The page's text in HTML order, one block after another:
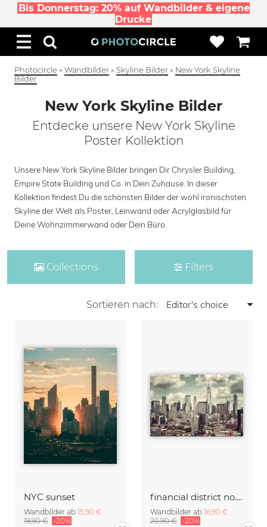
Bis Donnerstag: 20% auf Wandbilder & eigene
Drucke
Photocircle » Wandbilder » Skyline Bilder » New York Skyline
Bilder
New York Skyline Bilder
Entdecke unsere New York Skyline
Poster Kollektion
Unsere New York Skyline Bilder bringen Dir Chrysler Building,
Empire State Building und Co. in Dein Zuhause. In dieser
Kollektion findest Du die schönsten Bilder der wohl ironischsten
Skyline der Welt als Poster, Leinwand oder Acrylglasbild für
Deine Wohnzimmerwand oder Dein Büro.
Collections Filters
Sortieren nach:
NYC sunset
Wandbilder ab 15,90 €
19,90 € -20%
financial district no. 01
Wandbilder ab 16,90 €
20,90 € -20%